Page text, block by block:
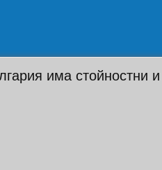
има стойностни